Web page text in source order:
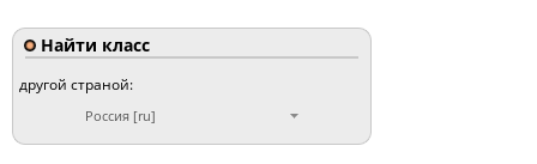
Найти класс
другой страной:
Россия [ru]